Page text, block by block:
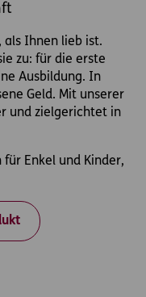
als Ihnen lieb ist.
zu: für die erste
Ausbildung. In
Geld. Mit unserer
und zielgerichtet in
für Enkel und Kinder,